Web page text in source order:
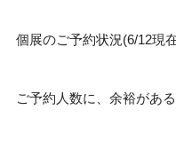
個展のご予約状況(6/12現
ご予約人数に、余裕があ